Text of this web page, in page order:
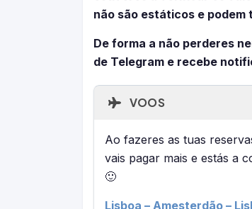
não são estáticos e
De forma a não perderes
de Telegram e recebe
VOOS
Ao fazeres as tuas
vais pagar mais e estás a
🙂
Lisboa – Amesterdão –